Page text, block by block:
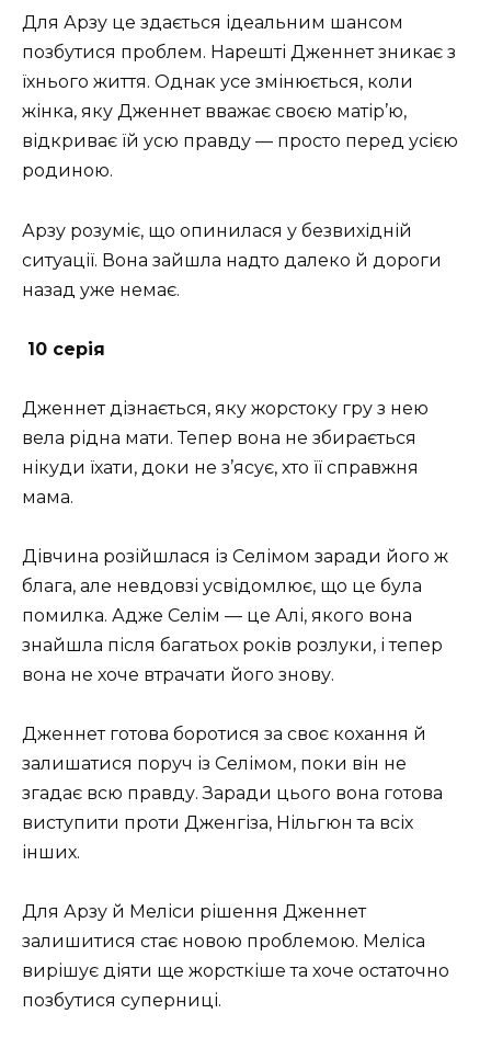
Для Арзу це здається ідеальним шансом
позбутися проблем. Нарешті Дженнет зникає з
їхнього життя. Однак усе змінюється, коли
жінка, яку Дженнет вважає своєю матір’ю,
відкриває їй усю правду — просто перед усією
родиною.
Арзу розуміє, що опинилася у безвихідній
ситуації. Вона зайшла надто далеко й дороги
назад уже немає.
10 серія
Дженнет дізнається, яку жорстоку гру з нею
вела рідна мати. Тепер вона не збирається
нікуди їхати, доки не з’ясує, хто її справжня
мама.
Дівчина розійшлася із Селімом заради його ж
блага, але невдовзі усвідомлює, що це була
помилка. Адже Селім — це Алі, якого вона
знайшла після багатьох років розлуки, і тепер
вона не хоче втрачати його знову.
Дженнет готова боротися за своє кохання й
залишатися поруч із Селімом, поки він не
згадає всю правду. Заради цього вона готова
виступити проти Дженгіза, Нільгюн та всіх
інших.
Для Арзу й Меліси рішення Дженнет
залишитися стає новою проблемою. Меліса
вирішує діяти ще жорсткіше та хоче остаточно
позбутися суперниці.